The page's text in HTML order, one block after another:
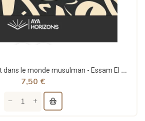
La question de l’État dans le monde musulman - Essam El Bashir - Aya Horizons
7,50 €